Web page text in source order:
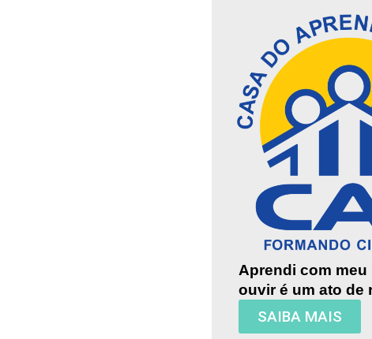
Aprendi com meu
ouvir é um ato de
SAIBA MAIS